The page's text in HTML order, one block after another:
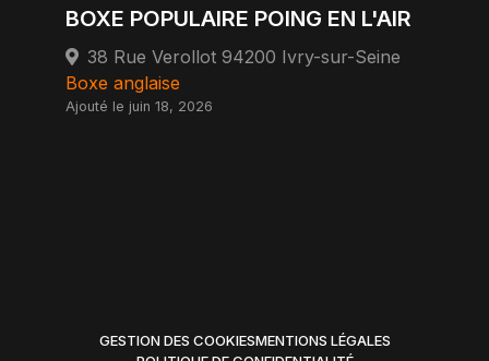
BOXE POPULAIRE POING EN L'AIR
38 Rue Verollot 94200 Ivry-sur-Seine
Boxe anglaise
Ajouté le juin 18, 2026
GESTION DES COOKIESMENTIONS LÉGALES